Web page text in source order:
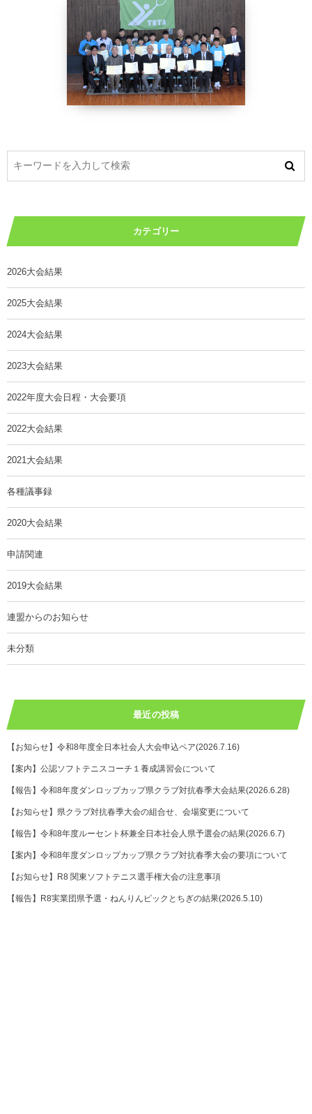
カテゴリー
2026大会結果
2025大会結果
2024大会結果
2023大会結果
2022年度大会日程・大会要項
2022大会結果
2021大会結果
各種議事録
2020大会結果
申請関連
2019大会結果
連盟からのお知らせ
未分類
最近の投稿
【お知らせ】令和8年度全日本社会人大会申込ペア(2026.7.16)
【案内】公認ソフトテニスコーチ１養成講習会について
【報告】令和8年度ダンロップカップ県クラブ対抗春季大会結果(2026.6.28)
【お知らせ】県クラブ対抗春季大会の組合せ、会場変更について
【報告】令和8年度ルーセント杯兼全日本社会人県予選会の結果(2026.6.7)
【案内】令和8年度ダンロップカップ県クラブ対抗春季大会の要項について
【お知らせ】R8 関東ソフトテニス選手権大会の注意事項
【報告】R8実業団県予選・ねんりんピックとちぎの結果(2026.5.10)